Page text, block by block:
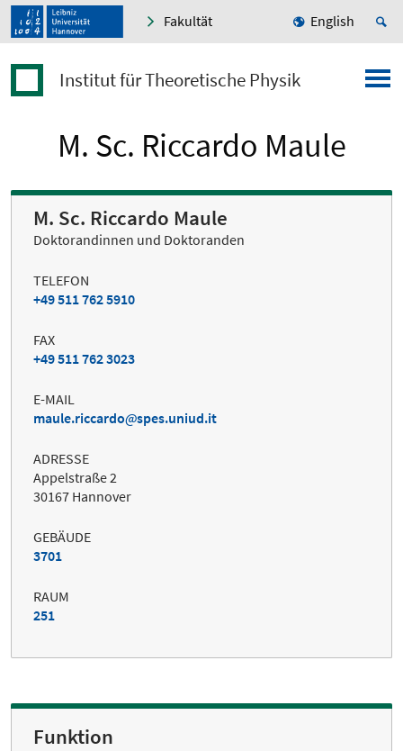
Fakultät English
Institut für Theoretische Physik
M. Sc. Riccardo Maule
M. Sc. Riccardo Maule
Doktorandinnen und Doktoranden
TELEFON
+49 511 762 5910
FAX
+49 511 762 3023
E-MAIL
maule.riccardo
spes.uniud.it
ADRESSE
Appelstraße 2
30167 Hannover
GEBÄUDE
3701
RAUM
251
Funktion